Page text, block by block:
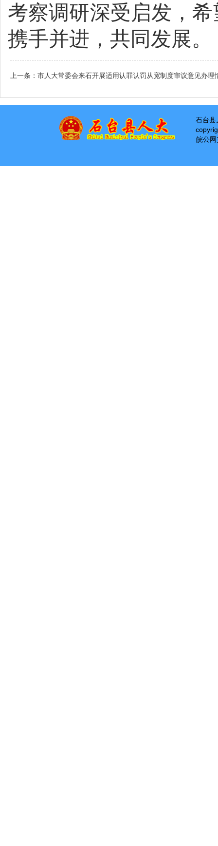
考察调研深受启发，
携手并进， 共同发展。
上一条： 市人大常委会来石开展适用认罪认罚从宽制度审议意见办理
石台县
皖公